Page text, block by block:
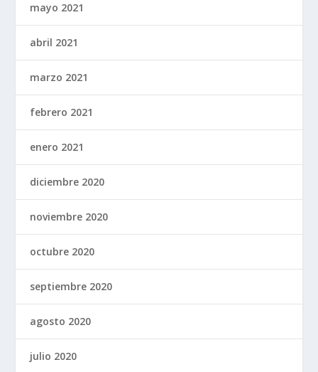
mayo 2021
abril 2021
marzo 2021
febrero 2021
enero 2021
diciembre 2020
noviembre 2020
octubre 2020
septiembre 2020
agosto 2020
julio 2020